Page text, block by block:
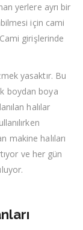
yerlere ayrı bir
için cami
girişlerinde
yasaktır. Bu
boydan boya
halılar
makine halıları
ve her gün